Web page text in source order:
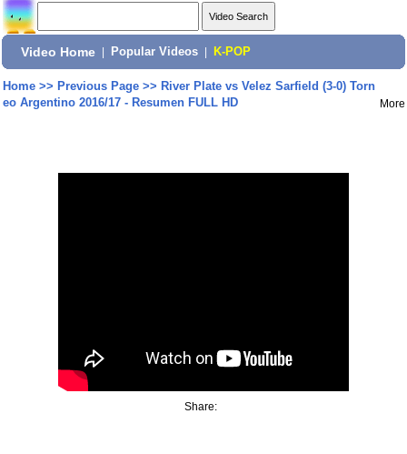
Video Home Popular Videos K-POP
Home>> Previous Page>> River Plate vs Velez Sarfield (3-0) Torn
eo Argentino 2016/17 - Resumen FULL HD
More
Share: